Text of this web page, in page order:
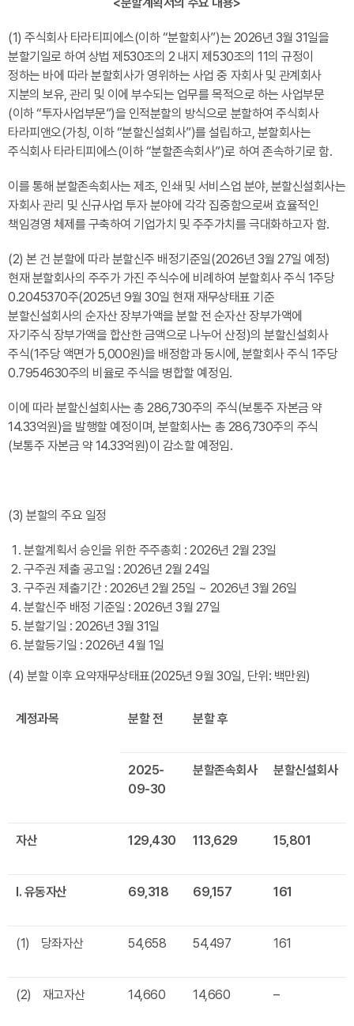
(1) 주식회사 타라티피에스(이하 “분할회사”)는 2026년 3월 31일을
분할기일로 하여 상법 제530조의 2 내지 제530조의 11의 규정이
정하는 바에 따라 분할회사가 영위하는 사업 중 자회사 및 관계회사
지분의 보유, 관리 및 이에 부수되는 업무를 목적으로 하는 사업부문
(이하 “투자사업부문”)을 인적분할의 방식으로 분할하여 주식회사
타라피앤오(가칭, 이하 “분할신설회사”)를 설립하고, 분할회사는
주식회사 타라티피에스(이하 “분할존속회사”)로 하여 존속하기로 함.
이를 통해 분할존속회사는 제조, 인쇄 및 서비스업 분야, 분할신설회사는
자회사 관리 및 신규사업 투자 분야에 각각 집중함으로써 효율적인
책임경영 체제를 구축하여 기업가치 및 주주가치를 극대화하고자 함.
(2)본 건 분할에 따라 분할신주 배정기준일(2026년 3월 27일 예정)
현재 분할회사의 주주가 가진 주식수에 비례하여 분할회사 주식 1주당
0.2045370주(2025년 9월 30일 현재 재무상태표 기준
분할신설회사의 순자산 장부가액을 분할 전 순자산 장부가액에
자기주식 장부가액을 합산한 금액으로 나누어 산정)의 분할신설회사
주식(1주당 액면가 5,000원)을 배정함과 동시에, 분할회사 주식 1주당
0.7954630주의 비율로 주식을 병합할 예정임.
이에 따라 분할신설회사는 총 286,730주의 주식(보통주 자본금 약
14.33억원)을 발행할 예정이며, 분할회사는 총 286,730주의 주식
(보통주 자본금 약 14.33억원)이 감소할 예정임.
(3) 분할의 주요 일정
분할계획서 승인을 위한 주주총회 : 2026년 2월 23일
구주권 제출 공고일 : 2026년 2월 24일
구주권 제출기간 : 2026년 2월 25일 ~ 2026년 3월 26일
분할신주 배정 기준일 : 2026년 3월 27일
분할기일 : 2026년 3월 31일
분할등기일 : 2026년 4월 1일
(4) 분할 이후 요약재무상태표(2025년 9월 30일, 단위: 백만원)
계정과목 분할 전 분할 후
2025-
09-30
분할존속회사 분할신설회사
자산 129,430 113,629 15,801
Ⅰ. 유동자산 69,318 69,157 161
(1) 당좌자산 54,658 54,497 161
(2) 재고자산 14,660 14,660 –